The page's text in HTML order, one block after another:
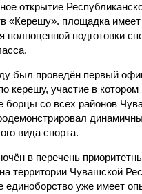
открытие
«Керешу». площадка
полноценной подготовки
был проведён первый
керешу, участие в котором
борцы со всех районов
вида спорта.
в перечень
территории Чувашской
единоборство уже имеет